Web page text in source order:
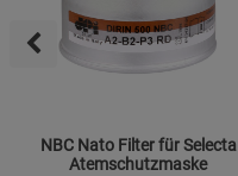
NBC Nato Filter für Selecta
Atemschutzmaske